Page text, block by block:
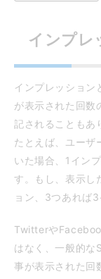
インプレ
インプレッション
が表示された回数
記されることもあ
たとえば、ユーザ
いた場合、1イン
す。もし、表示し
ョン、3つあれば3
Twitterや
はなく、一般的な
事が表示された回